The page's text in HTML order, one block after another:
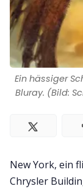
Ein hässiger
Bluray. (Bild:
New York, ein
Chrysler